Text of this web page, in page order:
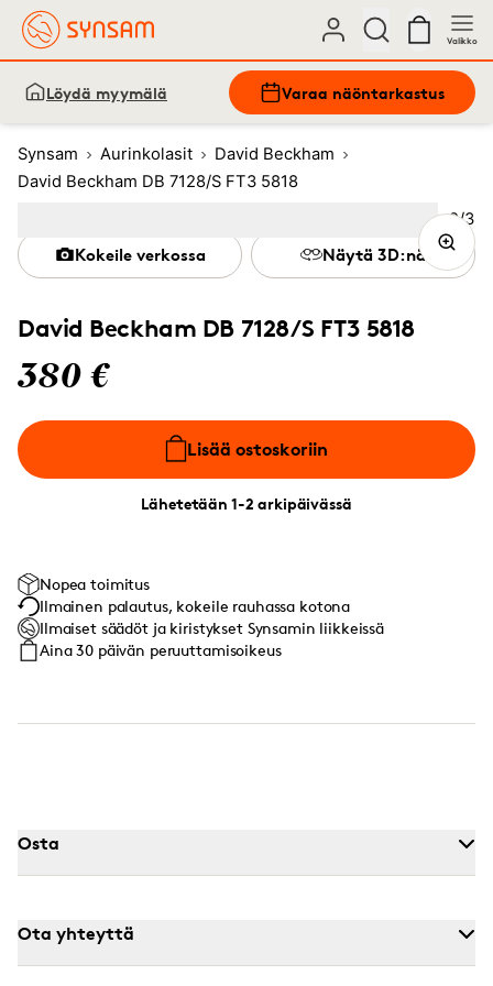
Valikko
Löydä myymälä Varaa näöntarkastus
Synsam Aurinkolasit
David Beckham
David Beckham DB 7128/S FT3 5818
David Beckham DB 7128/S FT3 5818
380 €
Lisää ostoskoriin
Lähetetään 1-2 arkipäivässä
Kokeile verkossa Näytä 3D:nä
Nopea toimitus
Ilmainen palautus, kokeile rauhassa kotona
Ilmaiset säädöt ja kiristykset Synsamin liikkeissä
Aina 30 päivän peruuttamisoikeus
Kuva
2/3
3
Osta
Ota yhteyttä